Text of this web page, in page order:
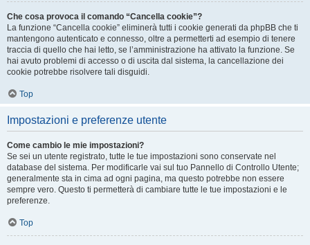
Che cosa provoca il comando “Cancella cookie”?
La funzione “Cancella cookie” eliminerà tutti i cookie generati da phpBB che ti
mantengono autenticato e connesso, oltre a permetterti ad esempio di tenere
traccia di quello che hai letto, se l’amministrazione ha attivato la funzione. Se
hai avuto problemi di accesso o di uscita dal sistema, la cancellazione dei
cookie potrebbe risolvere tali disguidi.
Top
Impostazioni e preferenze utente
Come cambio le mie impostazioni?
Se sei un utente registrato, tutte le tue impostazioni sono conservate nel
database del sistema. Per modificarle vai sul tuo Pannello di Controllo Utente;
generalmente sta in cima ad ogni pagina, ma questo potrebbe non essere
sempre vero. Questo ti permetterà di cambiare tutte le tue impostazioni e le
preferenze.
Top